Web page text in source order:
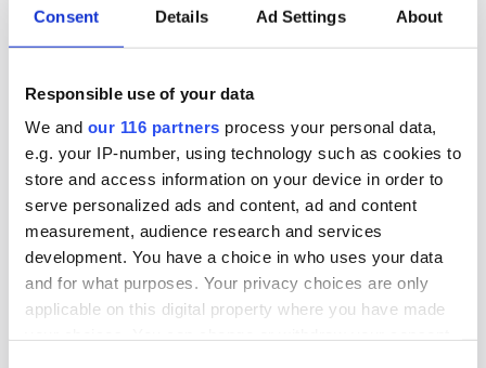
Consent Details Ad Settings About
Responsible use of your data
We and our 116 partners process your personal data,
e.g. your IP-number, using technology such as cookies to
store and access information on your device in order to
serve personalized ads and content, ad and content
measurement, audience research and services
development. You have a choice in who uses your data
and for what purposes. Your privacy choices are only
applicable on this digital property where you have made
*Moms (6 %) ingår i alla priser.
Företagspaket